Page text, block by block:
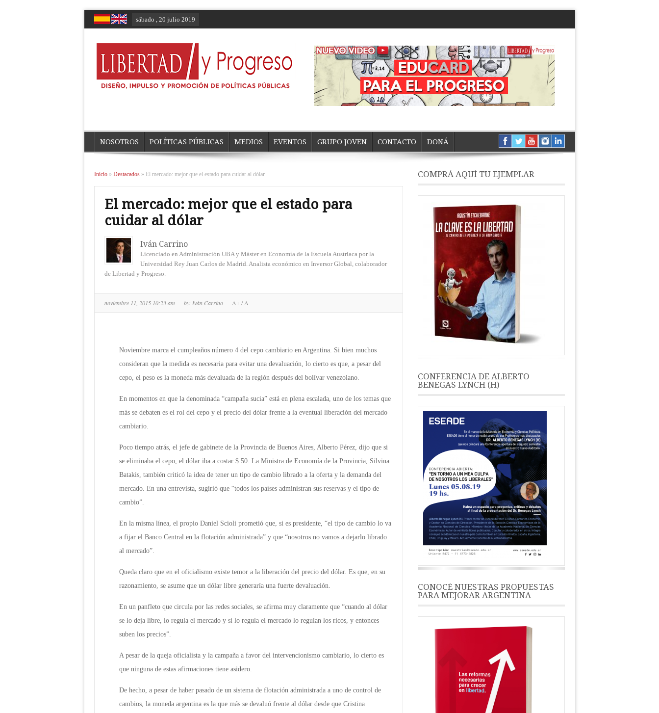
sábado , 20 julio 2019
NOSOTROS POLÍTICAS PÚBLICAS MEDIOS EVENTOS GRUPO JOVEN CONTACTO DONÁ
Inicio » Destacados » El mercado: mejor que el estado para cuidar al dólar
El mercado: mejor que el estado para
cuidar al dólar
Iván Carrino
Licenciado en Administración UBA y Máster en Economía de la Escuela Austriaca por la
Universidad Rey Juan Carlos de Madrid. Analista económico en Inversor Global, colaborador
de Libertad y Progreso.
noviembre 11, 2015 10:23 am by: Iván Carrino A+/A-
Noviembre marca el cumpleaños número 4 del cepo cambiario en Argentina. Si bien muchos
consideran que la medida es necesaria para evitar una devaluación, lo cierto es que, a pesar del
cepo, el peso es la moneda más devaluada de la región después del bolívar venezolano.
En momentos en que la denominada “campaña sucia” está en plena escalada, uno de los temas que
más se debaten es el rol del cepo y el precio del dólar frente a la eventual liberación del mercado
cambiario.
Poco tiempo atrás, el jefe de gabinete de la Provincia de Buenos Aires, Alberto Pérez, dijo que si
se eliminaba el cepo, el dólar iba a costar $ 50. La Ministra de Economía de la Provincia, Silvina
Batakis, también criticó la idea de tener un tipo de cambio librado a la oferta y la demanda del
mercado. En una entrevista, sugirió que “todos los países administran sus reservas y el tipo de
cambio”.
En la misma línea, el propio Daniel Scioli prometió que, si es presidente, “el tipo de cambio lo va
a fijar el Banco Central en la flotación administrada” y que “nosotros no vamos a dejarlo librado
al mercado”.
Queda claro que en el oficialismo existe temor a la liberación del precio del dólar. Es que, en su
razonamiento, se asume que un dólar libre generaría una fuerte devaluación.
En un panfleto que circula por las redes sociales, se afirma muy claramente que “cuando al dólar
se lo deja libre, lo regula el mercado y si lo regula el mercado lo regulan los ricos, y entonces
suben los precios”.
A pesar de la queja oficialista y la campaña a favor del intervencionismo cambiario, lo cierto es
que ninguna de estas afirmaciones tiene asidero.
De hecho, a pesar de haber pasado de un sistema de flotación administrada a uno de control de
cambios, la moneda argentina es la que más se devaluó frente al dólar desde que Cristina
COMPRÁ AQUÍ TU EJEMPLAR
CONFERENCIA DE ALBERTO
BENEGAS LYNCH (H)
CONOCÉ NUESTRAS PROPUESTAS
PARA MEJORAR ARGENTINA